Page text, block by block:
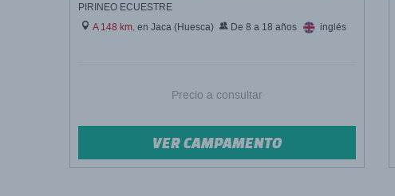
PIRINEO ECUESTRE
A 148 km,en Jaca (Huesca) De 8 a 18 años inglés
Precio a consultar
VER CAMPAMENTO